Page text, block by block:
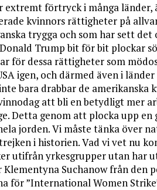
extremt förtryck i många
kvinnors rättigheter på
trygga och som har sett
Trump bit för bit plockar
för dessa rättigheter som
igen, och därmed även i länder
bara drabbar de
att bli en betydligt mer
Detta genom att plocka upp
jorden. Vi måste tänka över
i historien. Vad vi vet nu
utifrån yrkesgrupper utan har
Suchanow från den
för ”International Women